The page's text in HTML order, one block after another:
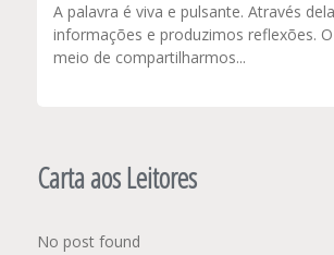
A palavra é viva e pulsante. Através
informações e produzimos reflexões.
meio de compartilharmos...
Carta aos Leitores
No post found